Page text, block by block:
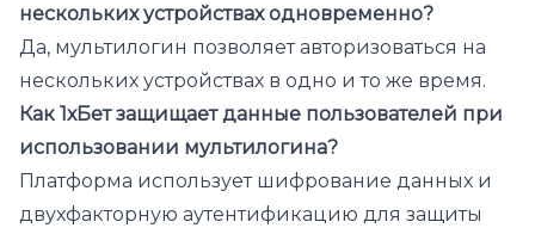
нескольких устройствах одновременно?
Да, мультилогин позволяет авторизоваться на
нескольких устройствах в одно и то же время.
Как 1хБет защищает данные пользователей при
использовании мультилогина?
Платформа использует шифрование данных и
двухфакторную аутентификацию для защиты